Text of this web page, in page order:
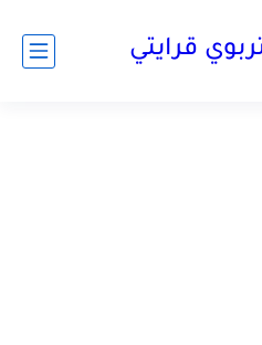
قرايتي